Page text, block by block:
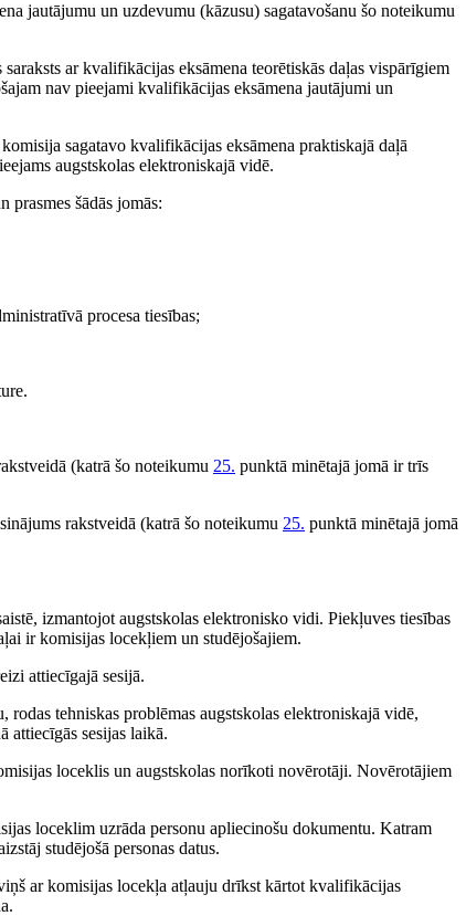
jautājumu un uzdevumu (kāzusu) sagatavošanu šo noteikumu
ar kvalifikācijas eksāmena teorētiskās daļas vispārīgiem
nav pieejami kvalifikācijas eksāmena jautājumi un
sagatavo kvalifikācijas eksāmena praktiskajā daļā
augstskolas elektroniskajā vidē.
prasmes šādās jomās:
procesa tiesības;
(katrā šo noteikumu 25. punktā minētajā jomā ir trīs
rakstveidā (katrā šo noteikumu 25. punktā minētajā jomā
izmantojot augstskolas elektronisko vidi. Piekļuves tiesības
ir komisijas locekļiem un studējošajiem.
attiecīgajā sesijā.
tehniskas problēmas augstskolas elektroniskajā vidē,
attiecīgās sesijas laikā.
loceklis un augstskolas norīkoti novērotāji. Novērotājiem
loceklim uzrāda personu apliecinošu dokumentu. Katram
studējošā personas datus.
ar komisijas locekļa atļauju drīkst kārtot kvalifikācijas